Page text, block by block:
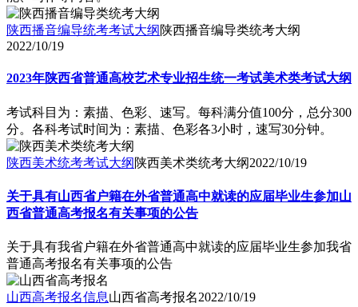
陕西播音编导统考考试大纲 陕西播音编导类统考大纲
2022/10/19
2023年陕西省普通高校艺术专业招生统一考试美术类考试大纲
考试科目为：素描、色彩、速写。每科满分值100分，总分300
分。各科考试时间为：素描、色彩各3小时，速写30分钟。
陕西美术统考考试大纲 陕西美术类统考大纲2022/10/19
关于具有山西省户籍在外省普通高中就读的应届毕业生参加山
西省普通高考报名有关事项的公告
关于具有我省户籍在外省普通高中就读的应届毕业生参加我省
普通高考报名有关事项的公告
山西高考报名信息山西省高考报名2022/10/19